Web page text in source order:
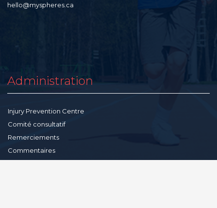
hello@myspheres.ca
Administration
Injury Prevention Centre
Comité consultatif
Remerciements
Commentaires